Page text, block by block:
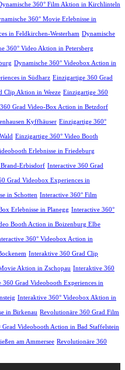
360° Film Aktion in Kirchlinteln
360° Movie Erlebnisse in
in Feldkirchen-Westerham Dynamische
360° Video Aktion in Petersberg
Dynamische 360° Videobox Action in
in Südharz Einzigartige 360 Grad
Clip Aktion in Weeze Einzigartige 360
Grad Video-Box Action in Betzdorf
Kyffhäuser Einzigartige 360°
Einzigartige 360° Video Booth
Erlebnisse in Friedeburg
Erbisdorf Interactive 360 Grad
Grad Videobox Experiences in
in Schotten Interactive 360° Film
Erlebnisse in Planegg Interactive 360°
Booth Action in Boizenburg Elbe
360° Videobox Action in
Interaktive 360 Grad Clip
Aktion in Zschopau Interaktive 360
360 Grad Videobooth Experiences in
Interaktive 360° Videobox Aktion in
in Birkenau Revolutionäre 360 Grad Film
Videobooth Action in Bad Staffelstein
am Ammersee Revolutionäre 360